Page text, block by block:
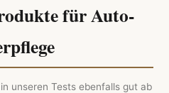
für Auto-
unseren Tests ebenfalls gut ab